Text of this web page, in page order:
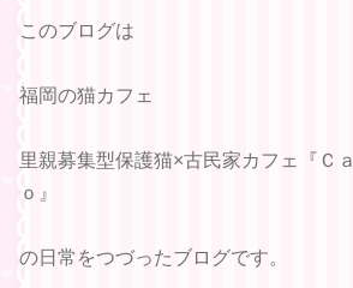
このブログは
福岡の猫カフェ
里親募集型保護猫×古民家カフェ『Ｃ
ｏ』
の日常をつづったブログです。